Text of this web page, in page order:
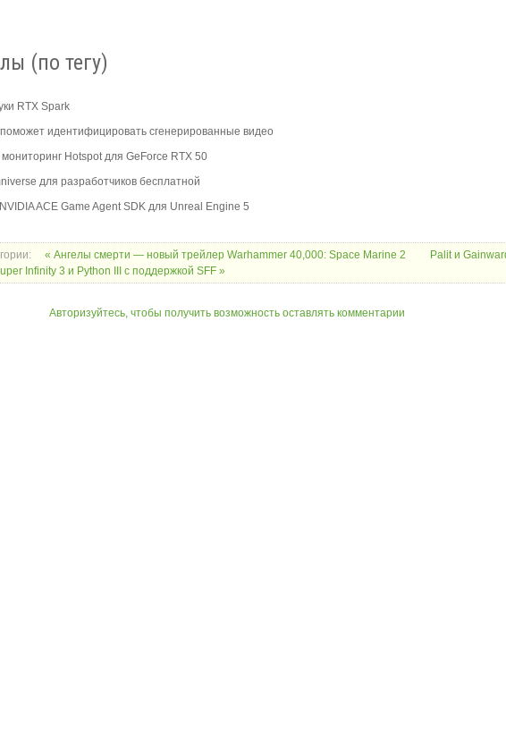
(по тегу)
RTX Spark
идентифицировать сгенерированные видео
Hotspot для GeForce RTX 50
для разработчиков бесплатной
ACE Game Agent SDK для Unreal Engine 5
« Ангелы смерти — новый трейлер Warhammer 40,000: Space Marine 2
Palit и
Infinity 3 и Python III с поддержкой SFF »
Авторизуйтесь, чтобы получить возможность оставлять комментарии